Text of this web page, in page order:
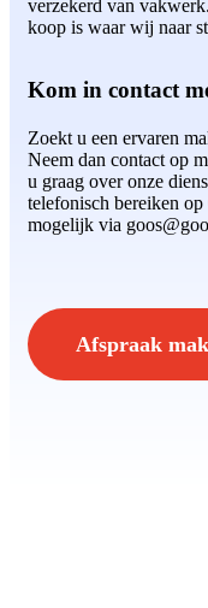
verzekerd van
koop is waar wij naar
Kom in contact
Zoekt u een ervaren
Neem dan contact op
u graag over onze
telefonisch bereiken
mogelijk via
Afspraak